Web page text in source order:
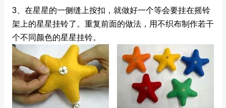
3、在星星的一侧缝上按扣，就做好一个等会要挂在摇铃
架上的星星挂铃了。重复前面的做法，用不织布制作若干
个不同颜色的星星挂铃。